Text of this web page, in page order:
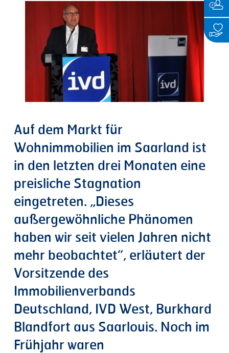
Auf dem Markt für
Wohnimmobilien im Saarland ist
in den letzten drei Monaten eine
preisliche Stagnation
eingetreten. „Dieses
außergewöhnliche Phänomen
haben wir seit vielen Jahren nicht
mehr beobachtet“, erläutert der
Vorsitzende des
Immobilienverbands
Deutschland, IVD West, Burkhard
Blandfort aus Saarlouis. Noch im
Frühjahr waren